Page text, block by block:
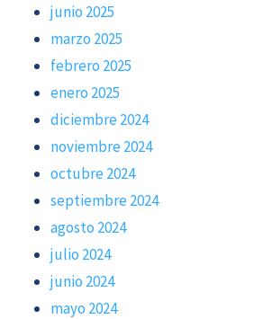
junio 2025
marzo 2025
febrero 2025
enero 2025
diciembre 2024
noviembre 2024
octubre 2024
septiembre 2024
agosto 2024
julio 2024
junio 2024
mayo 2024